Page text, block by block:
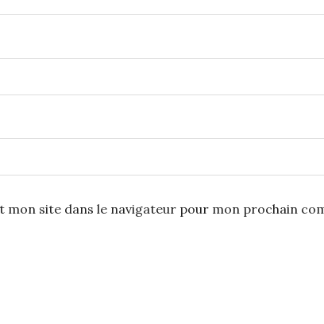
site dans le navigateur pour mon prochain